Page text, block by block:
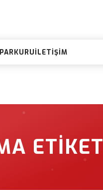
İLETIŞIM
ETIKET